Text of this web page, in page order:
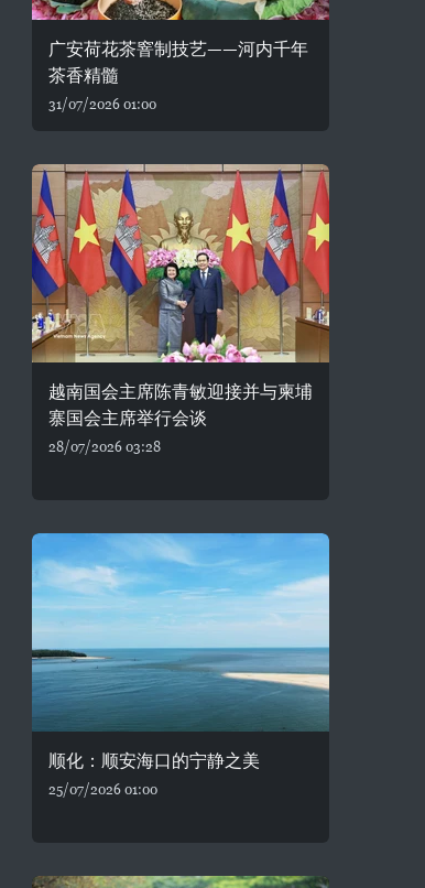
广安荷花茶窨制技艺——河内千年
茶香精髓
31/07/2026 01:00
越南国会主席陈青敏迎接并与柬埔
寨国会主席举行会谈
28/07/2026 03:28
顺化：顺安海口的宁静之美
25/07/2026 01:00